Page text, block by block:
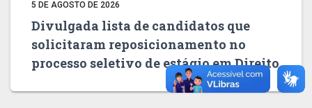
5 DE AGOSTO DE 2026
Divulgada lista de candidatos que
solicitaram reposicionamento no
processo seletivo de estágio em Direito